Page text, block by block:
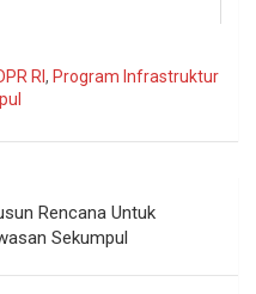
RI , Program Infrastruktur
Rencana Untuk
Sekumpul